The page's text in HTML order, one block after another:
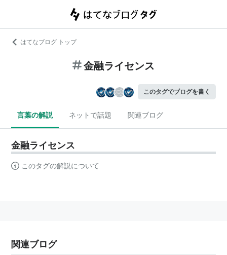
はてなブログ トップ
金融ライセンス
このタグでブログを書く
言葉の解説 ネットで話題 関連ブログ
金融ライセンス
このタグの解説について
関連ブログ